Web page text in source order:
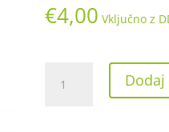
€4,00 Vključno z
kabel
Dodaj